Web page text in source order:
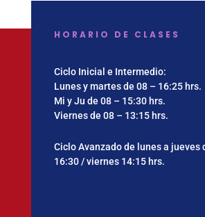
HORARIO DE CLASES
Ciclo Inicial e Intermedio:
Lunes y martes de 08 – 16:25 hrs.
Mi y Ju de 08 – 15:30 hrs.
Viernes de 08 – 13:15 hrs.
Ciclo Avanzado de lunes a jueves
16:30 / viernes 14:15 hrs.